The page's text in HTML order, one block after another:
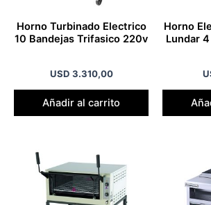
Horno Turbinado Electrico
10 Bandejas Trifasico 220v
USD 3.310,00
Añadir al carrito
Horno
Lundar